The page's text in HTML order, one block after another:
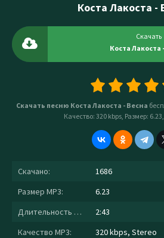
Коста Лакоста -
Скачать
Коста Лакоста
Скачать песню Коста Лакоста - Весна
Качество: 320 kbps, Размер:
Скачано:
1686
Размер MP3:
6.23
Длительность MP3:
2:43
Качество MP3:
320 kbps, Stereo